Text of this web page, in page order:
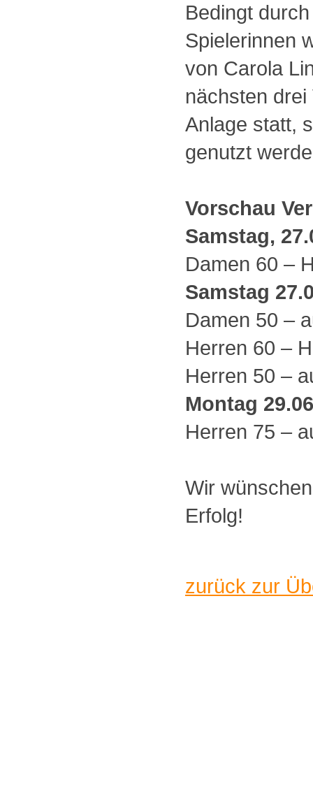
Bedingt
Spielerinnen
von Carola
nächsten
Anlage statt,
genutzt
Vorschau
Samstag,
Damen 60 –
Samstag
Damen 50 –
Herren 60 –
Herren 50 –
Montag
Herren 75 –
Wir
Erfolg!
zurück zur